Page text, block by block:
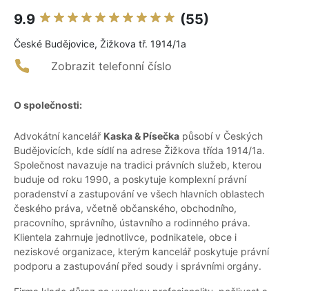
9.9 (55)
České Budějovice, Žižkova tř. 1914/1a
Zobrazit telefonní číslo
O společnosti:
Advokátní kancelář Kaska & Písečka působí v Českých
Budějovicích, kde sídlí na adrese Žižkova třída 1914/1a.
Společnost navazuje na tradici právních služeb, kterou
buduje od roku 1990, a poskytuje komplexní právní
poradenství a zastupování ve všech hlavních oblastech
českého práva, včetně občanského, obchodního,
pracovního, správního, ústavního a rodinného práva.
Klientela zahrnuje jednotlivce, podnikatele, obce i
neziskové organizace, kterým kancelář poskytuje právní
podporu a zastupování před soudy i správními orgány.